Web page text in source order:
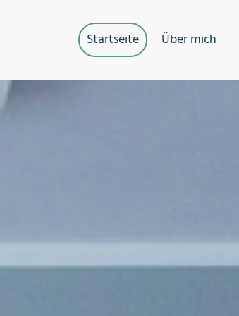
Startseite Über mich